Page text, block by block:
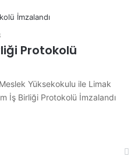
Protokolü
Yüksekokulu ile Limak
İş Birliği Protokolü İmzalandı